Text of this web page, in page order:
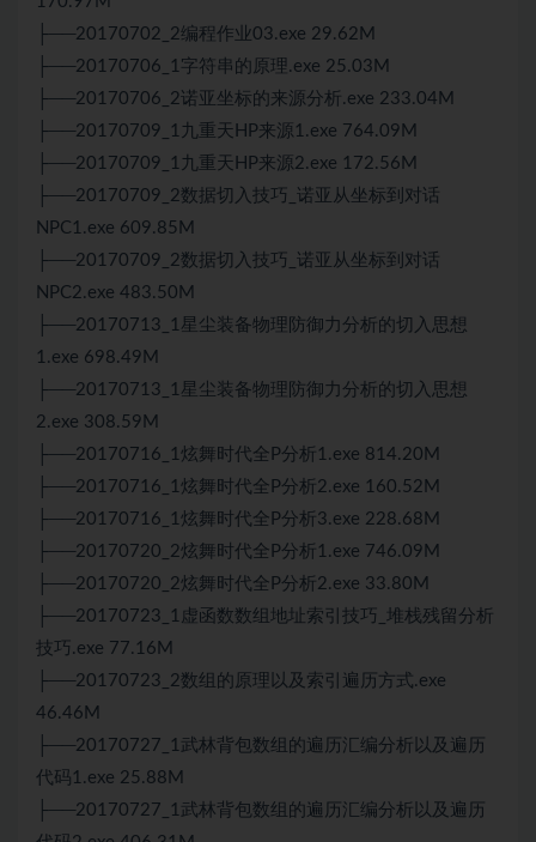
├──20170702_2编程作业03.exe 29.62M
├──20170706_1字符串的原理.exe 25.03M
├──20170706_2诺亚坐标的来源分析.exe 233.04M
├──20170709_1九重天HP来源1.exe 764.09M
├──20170709_1九重天HP来源2.exe 172.56M
├──20170709_2数据切入技巧_诺亚从坐标到对话
NPC1.exe 609.85M
├──20170709_2数据切入技巧_诺亚从坐标到对话
NPC2.exe 483.50M
├──20170713_1星尘装备物理防御力分析的切入思想
1.exe 698.49M
├──20170713_1星尘装备物理防御力分析的切入思想
2.exe 308.59M
├──20170716_1炫舞时代全P分析1.exe 814.20M
├──20170716_1炫舞时代全P分析2.exe 160.52M
├──20170716_1炫舞时代全P分析3.exe 228.68M
├──20170720_2炫舞时代全P分析1.exe 746.09M
├──20170720_2炫舞时代全P分析2.exe 33.80M
├──20170723_1虚函数数组地址索引技巧_堆栈残留分析
技巧.exe 77.16M
├──20170723_2数组的原理以及索引遍历方式.exe
46.46M
├──20170727_1武林背包数组的遍历汇编分析以及遍历
代码1.exe 25.88M
├──20170727_1武林背包数组的遍历汇编分析以及遍历